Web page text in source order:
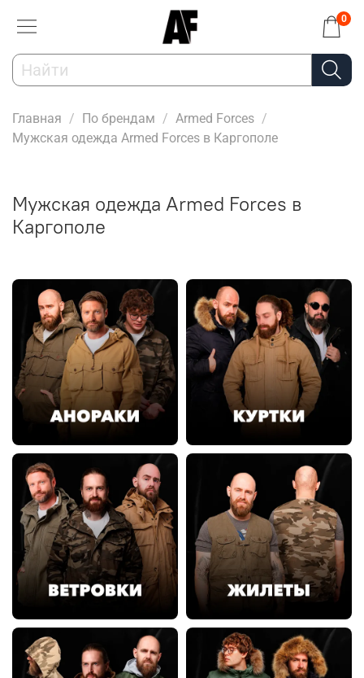
0
Главная По брендам
Armed Forces
Мужская одежда Armed Forces в Каргополе
Мужская одежда Armed Forces в
Каргополе